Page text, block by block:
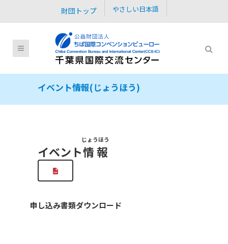
財団トップ やさしい日本語
イベント情報(じょうほう)
イベント情報
じょうほう
申し込み書類ダウンロード